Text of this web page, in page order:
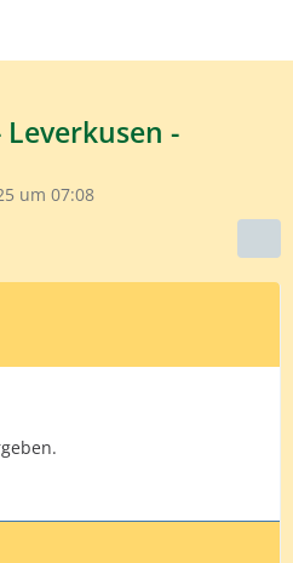
-
um 07:08